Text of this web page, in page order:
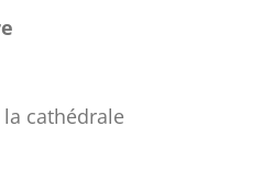
cathédrale